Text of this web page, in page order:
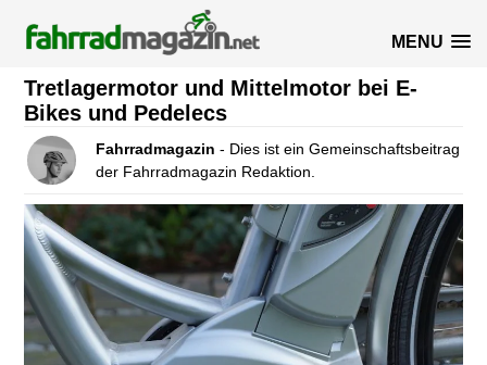
MENU
Tretlagermotor und Mittelmotor bei E-
Bikes und Pedelecs
Fahrradmagazin - Dies ist ein Gemeinschaftsbeitrag
der Fahrradmagazin Redaktion.